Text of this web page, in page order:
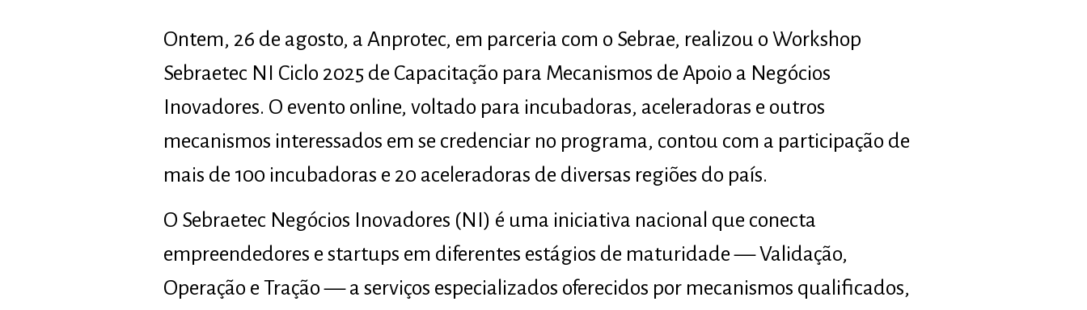
Ontem, 26 de agosto, a Anprotec, em parceria com o Sebrae, realizou o Workshop
Sebraetec NI Ciclo 2025 de Capacitação para Mecanismos de Apoio a Negócios
Inovadores. O evento online, voltado para incubadoras, aceleradoras e outros
mecanismos interessados em se credenciar no programa, contou com a participação de
mais de 100 incubadoras e 20 aceleradoras de diversas regiões do país.
O Sebraetec Negócios Inovadores (NI) é uma iniciativa nacional que conecta
empreendedores e startups em diferentes estágios de maturidade — Validação,
Operação e Tração — a serviços especializados oferecidos por mecanismos qualificados,